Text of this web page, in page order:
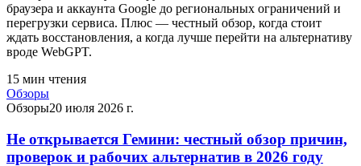
браузера и аккаунта Google до региональных ограничений и
перегрузки сервиса. Плюс — честный обзор, когда стоит
ждать восстановления, а когда лучше перейти на альтернативу
вроде WebGPT.
15 мин чтения
Обзоры
Обзоры20 июля 2026 г.
Не открывается Гемини: честный обзор причин,
проверок и рабочих альтернатив в 2026 году